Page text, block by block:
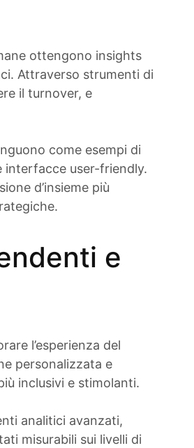
ottengono insights
Attraverso strumenti di
il turnover, e
come esempi di
interfacce user-friendly.
d’insieme più
e
l’esperienza del
personalizzata e
inclusivi e stimolanti.
analitici avanzati,
misurabili sui livelli di